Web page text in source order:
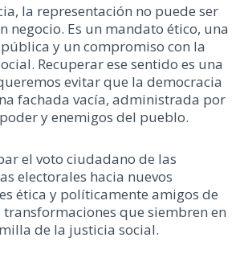
la representación no puede ser
negocio. Es un mandato ético, una
y un compromiso con la
Recuperar ese sentido es una
evitar que la democracia
fachada vacía, administrada por
y enemigos del pueblo.
el voto ciudadano de las
electorales hacia nuevos
ética y políticamente amigos de
transformaciones que siembren en
de la justicia social.